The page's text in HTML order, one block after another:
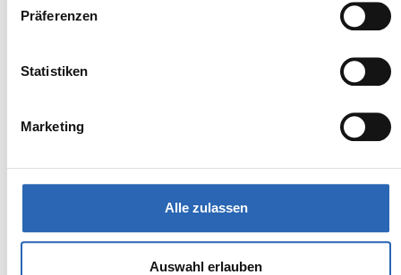
Präferenzen
Statistiken
Marketing
Alle zulassen
Auswahl erlauben
inkl. MwSt.
5 Sitze
8 Gänge
10.5 l/100km (WLTP)
238 g/km (WLTP)
CO2-Klasse: G
Zum Fahrzeug